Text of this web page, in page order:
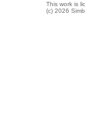
This work is
(c) 2026